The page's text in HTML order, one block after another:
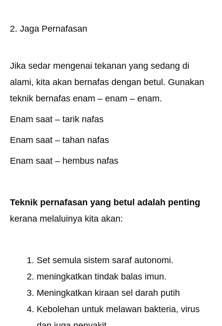
2. Jaga Pernafasan
Jika sedar mengenai tekanan yang sedang di
alami, kita akan bernafas dengan betul. Gunakan
teknik bernafas enam – enam – enam.
Enam saat – tarik nafas
Enam saat – tahan nafas
Enam saat – hembus nafas
Teknik pernafasan yang betul adalah penting
kerana melaluinya kita akan:
Set semula sistem saraf autonomi.
meningkatkan tindak balas imun.
Meningkatkan kiraan sel darah putih
Kebolehan untuk melawan bakteria, virus